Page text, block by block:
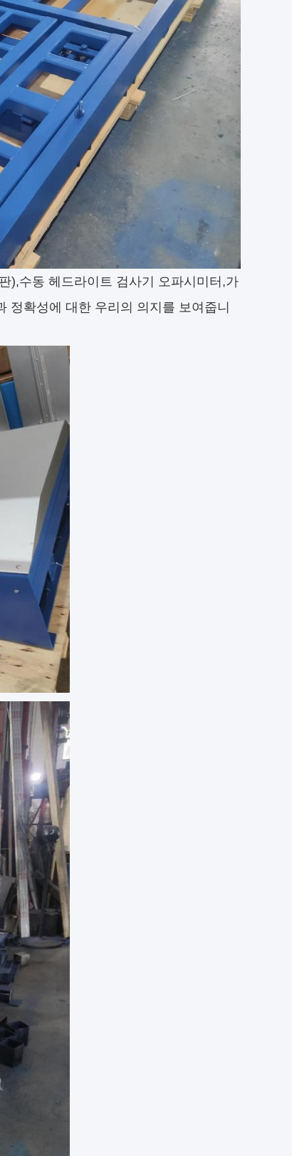
),수동 헤드라이트 검사기 오파시미터 ,가
정확성에 대한 우리의 의지를 보여줍니